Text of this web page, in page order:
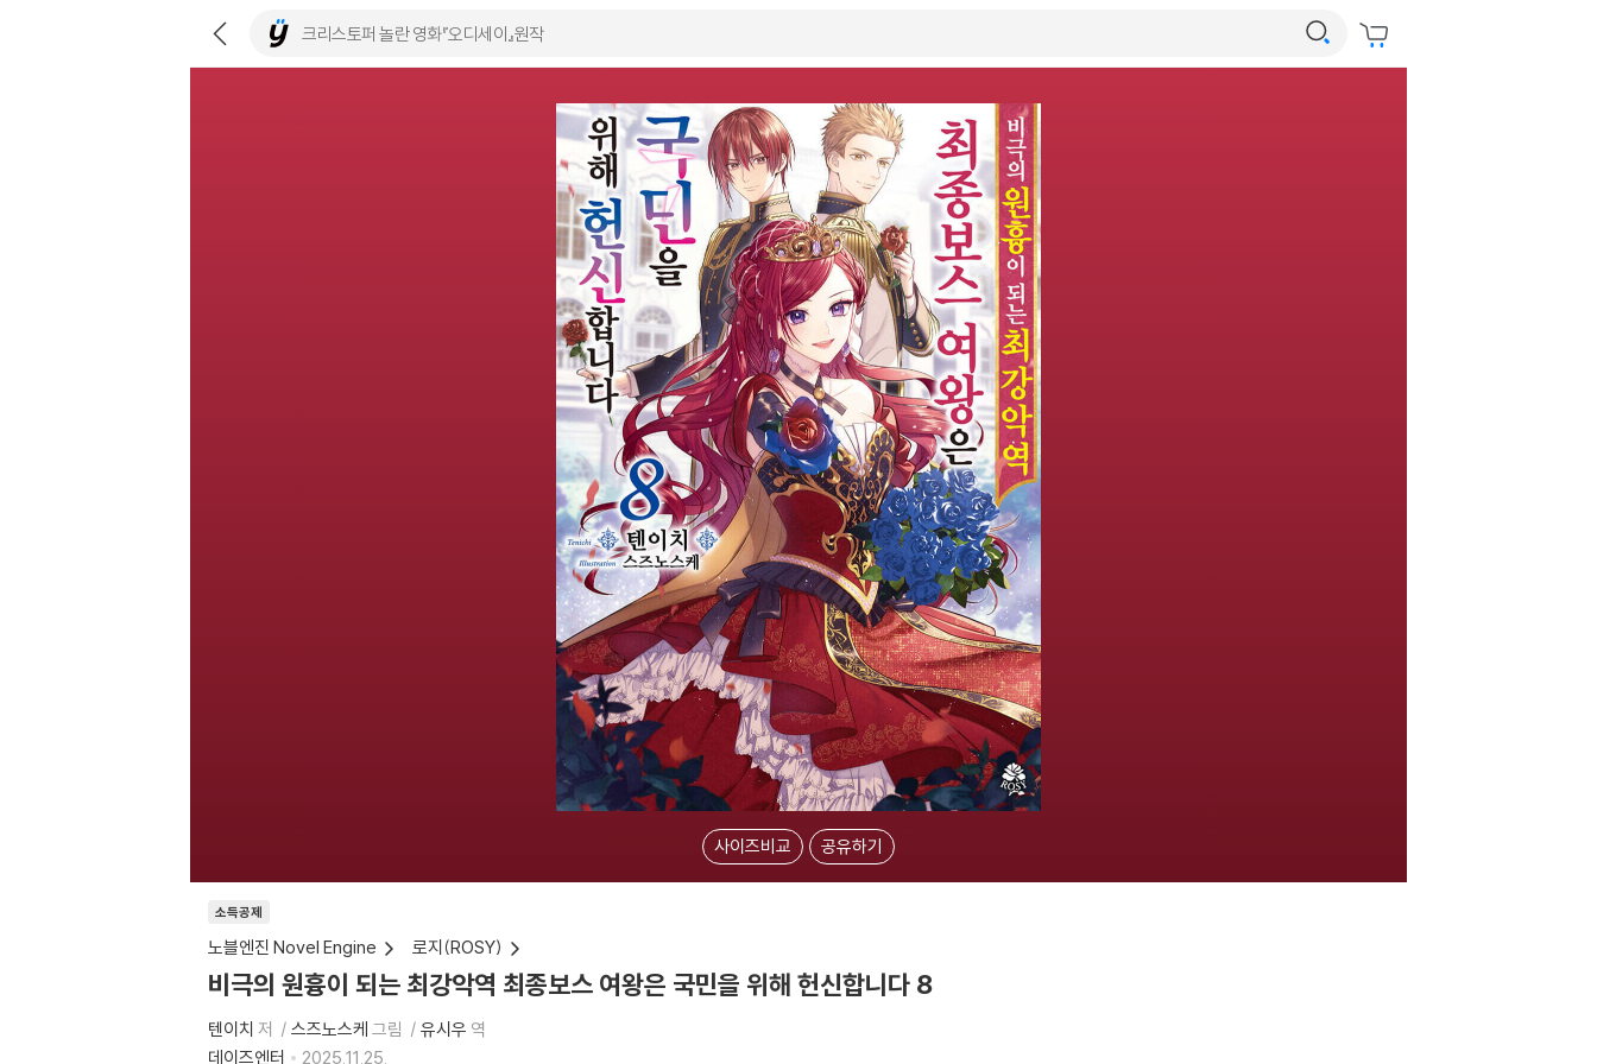
사이즈비교 공유하기
소득공제
노블엔진 Novel Engine 로지(ROSY)
비극의 원흉이 되는 최강악역 최종보스 여왕은 국민을 위해 헌신합니다 8
텐이치 저 스즈노스케 그림 유시우 역
데이즈엔터
2025.11.25.